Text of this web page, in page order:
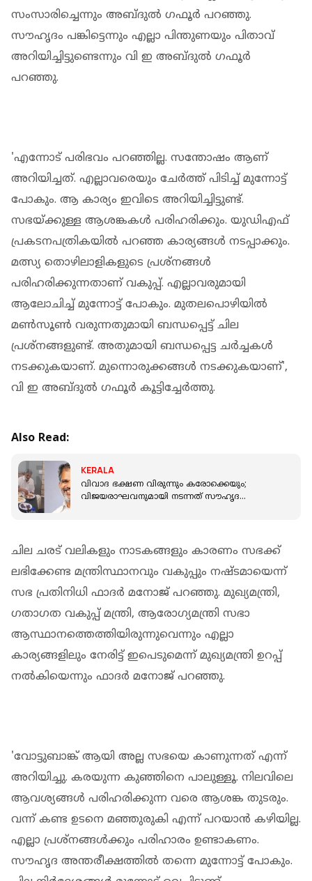
സംസാരിച്ചെന്നും അബ്ദുല്‍ ഗഫൂര്‍ പറഞ്ഞു.
സൗഹൃദം പങ്കിട്ടെന്നും എല്ലാ പിന്തുണയും പിതാവ്
അറിയിച്ചിട്ടുണ്ടെന്നും വി ഇ അബ്ദുല്‍ ഗഫൂര്‍
പറഞ്ഞു.
'എന്നോട് പരിഭവം പറഞ്ഞില്ല. സന്തോഷം ആണ്
അറിയിച്ചത്. എല്ലാവരെയും ചേര്‍ത്ത് പിടിച്ച് മുന്നോട്ട്
പോകും. ആ കാര്യം ഇവിടെ അറിയിച്ചിട്ടുണ്ട്.
സഭയ്ക്കുള്ള ആശങ്കകള്‍ പരിഹരിക്കും. യുഡിഎഫ്
പ്രകടനപത്രികയില്‍ പറഞ്ഞ കാര്യങ്ങള്‍ നടപ്പാക്കും.
മത്സ്യ തൊഴിലാളികളുടെ പ്രശ്‌നങ്ങള്‍
പരിഹരിക്കുന്നതാണ് വകുപ്പ്. എല്ലാവരുമായി
ആലോചിച്ച് മുന്നോട്ട് പോകും. മുതലപൊഴിയില്‍
മണ്‍സൂണ്‍ വരുന്നതുമായി ബന്ധപ്പെട്ട് ചില
പ്രശ്‌നങ്ങളുണ്ട്. അതുമായി ബന്ധപ്പെട്ട ചര്‍ച്ചകള്‍
നടക്കുകയാണ്. മുന്നൊരുക്കങ്ങള്‍ നടക്കുകയാണ്',
വി ഇ അബ്ദുല്‍ ഗഫൂര്‍ കൂട്ടിച്ചേര്‍ത്തു.
Also Read:
KERALA
വിവാദ ഭക്ഷണ വിരുന്നും കരോക്കെയും;
വിജയരാഘവനുമായി നടന്നത് സൗഹൃദ
ചില ചരട് വലികളും നാടകങ്ങളും കാരണം സഭക്ക്
ലഭിക്കേണ്ട മന്ത്രിസ്ഥാനവും വകുപ്പും നഷ്ടമായെന്ന്
സഭ പ്രതിനിധി ഫാദര്‍ മനോജ് പറഞ്ഞു. മുഖ്യമന്ത്രി,
ഗതാഗത വകുപ്പ് മന്ത്രി, ആരോഗ്യമന്ത്രി സഭാ
ആസ്ഥാനത്തെത്തിയിരുന്നുവെന്നും എല്ലാ
കാര്യങ്ങളിലും നേരിട്ട് ഇപെടുമെന്ന് മുഖ്യമന്ത്രി ഉറപ്പ്
നല്‍കിയെന്നും ഫാദര്‍ മനോജ് പറഞ്ഞു.
'വോട്ടുബാങ്ക് ആയി അല്ല സഭയെ കാണുന്നത് എന്ന്
അറിയിച്ചു. കരയുന്ന കുഞ്ഞിനെ പാലുള്ളൂ. നിലവിലെ
ആവശ്യങ്ങള്‍ പരിഹരിക്കുന്ന വരെ ആശങ്ക തുടരും.
വന്ന് കണ്ട ഉടനെ മഞ്ഞുരുകി എന്ന് പറയാന്‍ കഴിയില്ല.
എല്ലാ പ്രശ്‌നങ്ങള്‍ക്കും പരിഹാരം ഉണ്ടാകണം.
സൗഹൃദ അന്തരീക്ഷത്തില്‍ തന്നെ മുന്നോട്ട് പോകും.